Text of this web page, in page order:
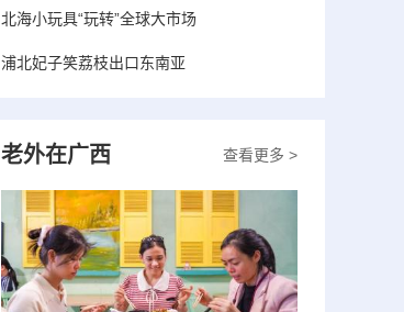
北海小玩具“玩转”全球大市场
浦北妃子笑荔枝出口东南亚
查看更多 >
老外在广西